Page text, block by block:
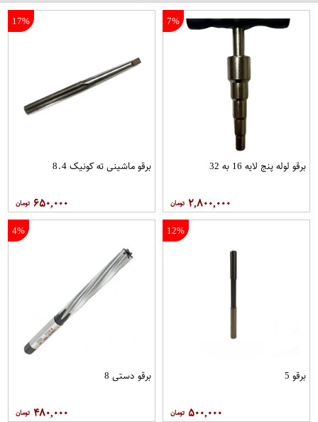
7%
برقو لوله پنج لایه 16 به 32
۲,۸۰۰,۰۰۰
17%
برقو ماشینی ته کونیک 8.4
۶۵۰,۰۰۰
12%
برقو 5
۵۰۰,۰۰۰
4%
برقو دستی 8
۴۸۰,۰۰۰